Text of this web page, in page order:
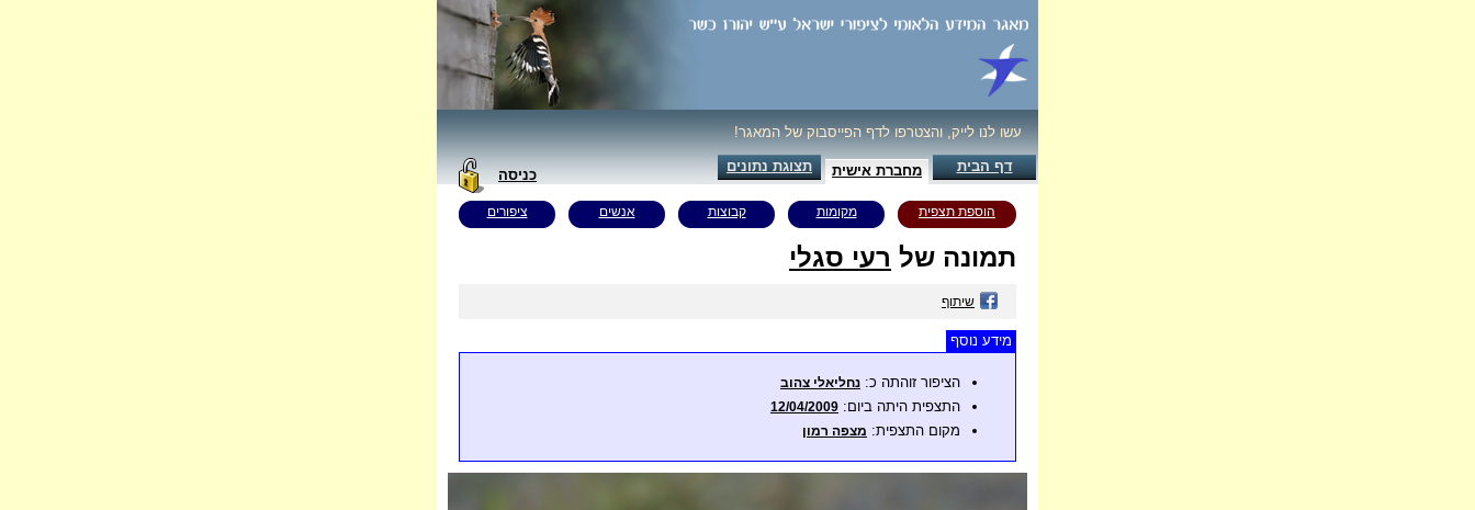
עשו לנו לייק, והצטרפו לדף הפייסבוק של המאגר!
דף הבית מחברת אישית תצוגת נתונים
כניסה
הוספת תצפית מקומות קבוצות אנשים ציפורים
תמונה של רעי סגלי
שיתוף
מידע נוסף
הציפור זוהתה כ: נחליאלי צהוב
התצפית היתה ביום: 12/04/2009
מקום התצפית: מצפה רמון